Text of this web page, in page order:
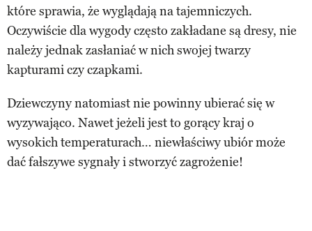
które sprawia, że wyglądają na tajemniczych.
Oczywiście dla wygody często zakładane są dresy, nie
należy jednak zasłaniać w nich swojej twarzy
kapturami czy czapkami.
Dziewczyny natomiast nie powinny ubierać się w
wyzywająco. Nawet jeżeli jest to gorący kraj o
wysokich temperaturach… niewłaściwy ubiór może
dać fałszywe sygnały i stworzyć zagrożenie!